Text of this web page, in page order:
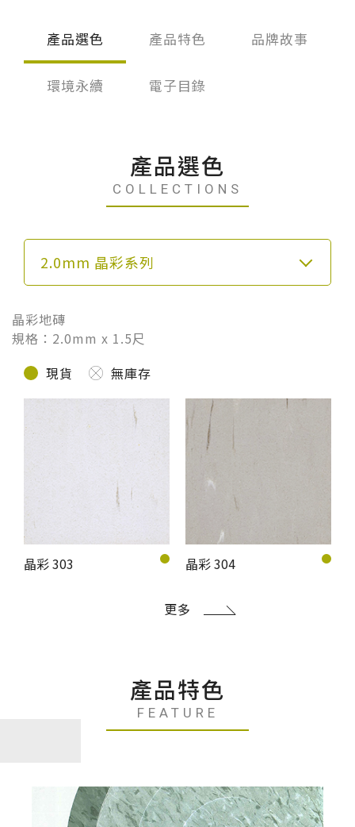
產品選色 產品特色 品牌故事
環境永續 電子目錄
產品選色
COLLECTIONS
2.0mm 晶彩系列
晶彩地磚
規格：2.0mm x 1.5尺
現貨
無庫存
晶彩 303 晶彩 304
更多
產品特色
FEATURE